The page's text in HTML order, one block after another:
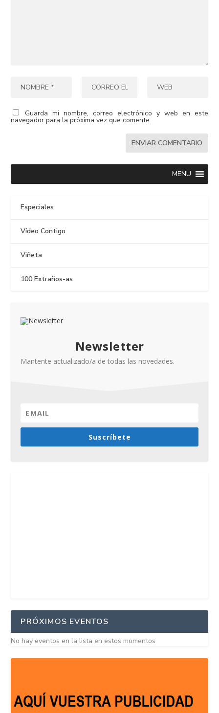
Guarda mi nombre, correo electrónico y web en este
navegador para la próxima vez que comente.
MENU
Especiales
Vídeo Contigo
Viñeta
100 Extraños-as
Newsletter
Mantente actualizado/a de todas las novedades.
Suscríbete
PRÓXIMOS EVENTOS
No hay eventos en la lista en estos momentos